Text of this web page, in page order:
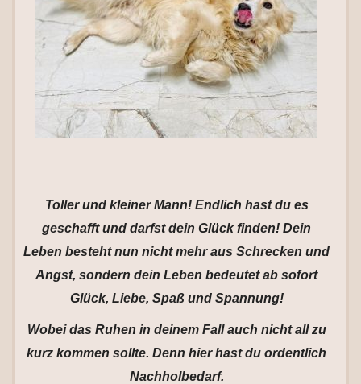
Toller und kleiner Mann! Endlich hast du es
geschafft und darfst dein Glück finden! Dein
Leben besteht nun nicht mehr aus Schrecken und
Angst, sondern dein Leben bedeutet ab sofort
Glück, Liebe, Spaß und Spannung!
Wobei das Ruhen in deinem Fall auch nicht all zu
kurz kommen sollte. Denn hier hast du ordentlich
Nachholbedarf.